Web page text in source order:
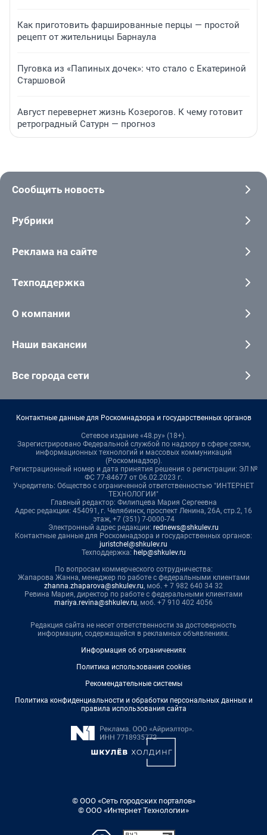
Как приготовить фаршированные перцы — простой
рецепт от жительницы Барнаула
Пуговка из «Папиных дочек»: что стало с Екатериной
Старшовой
Август перевернет жизнь Козерогов. К чему готовит
ретроградный Сатурн — прогноз
Сообщить новость
Рубрики
Реклама на сайте
Техподдержка
О компании
Наши вакансии
Все города сети
Контактные данные для Роскомнадзора и государственных органов
Сетевое издание «48.ру» (18+).
Зарегистрировано Федеральной службой по надзору в сфере связи,
информационных технологий и массовых коммуникаций
(Роскомнадзор).
Регистрационный номер и дата принятия решения о регистрации: ЭЛ №
ФС 77-84677 от 06.02.2023 г.
Учредитель: Общество с ограниченной ответственностью "ИНТЕРНЕТ
ТЕХНОЛОГИИ"
Главный редактор: Филипцева Мария Сергеевна
Адрес редакции: 454091, г. Челябинск, проспект Ленина, 26А, стр.2, 16
этаж, +7 (351) 7-0000-74
Электронный адрес редакции: rednews@shkulev.ru
Контактные данные для Роскомнадзора и государственных органов:
juristchel@shkulev.ru
Техподдержка: help@shkulev.ru
По вопросам коммерческого сотрудничества:
Жапарова Жанна, менеджер по работе с федеральными клиентами
zhanna.zhaparova@shkulev.ru, моб. + 7 982 640 34 32
Ревина Мария, директор по работе с федеральными клиентами
mariya.revina@shkulev.ru, моб. +7 910 402 4056
Редакция сайта не несет ответственности за достоверность
информации, содержащейся в рекламных объявлениях.
Информация об ограничениях
Политика использования cookies
Рекомендательные системы
Политика конфиденциальности и обработки персональных данных и
правила использования сайта
© ООО «Сеть городских порталов»
© ООО «Интернет Технологии»